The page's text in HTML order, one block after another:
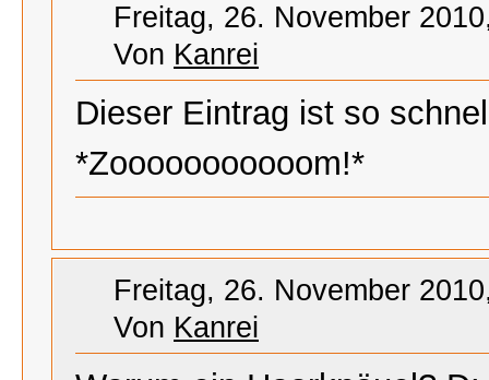
Freitag, 26. November
Von Kanrei
Dieser Eintrag ist so
*Zooooooooooom!*
Freitag, 26. November
Von Kanrei